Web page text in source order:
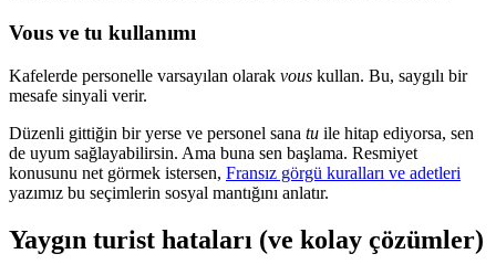
Vous ve tu kullanımı
Kafelerde personelle varsayılan olarak vous kullan. Bu, saygılı bir
mesafe sinyali verir.
Düzenli gittiğin bir yerse ve personel sana tu ile hitap ediyorsa, sen
de uyum sağlayabilirsin. Ama buna sen başlama. Resmiyet
konusunu net görmek istersen, Fransız görgü kuralları ve adetleri
yazımız bu seçimlerin sosyal mantığını anlatır.
Yaygın turist hataları (ve kolay çözümler)